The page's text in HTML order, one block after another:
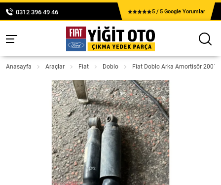
0312 396 49 46 5 / 5 Google Yorumlar
Anasayfa Araçlar Fiat Doblo Fiat Doblo Arka Amortisör 2001-